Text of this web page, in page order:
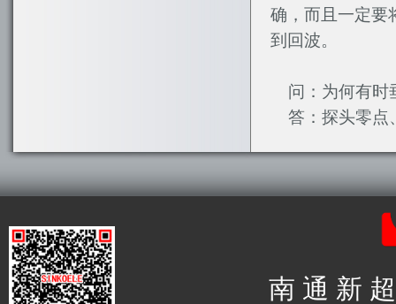
确，而且一定要
到回波。
问：为何有时
答：探头零点
南 通 新